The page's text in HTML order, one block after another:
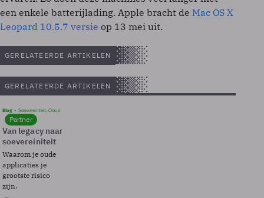
een enkele batterijlading. Apple bracht de Mac OS X
Leopard 10.5.7 versie op 13 mei uit.
GERELATEERDE ARTIKELEN
GERELATEERDE ARTIKELEN
Blog Soevereinteit, Cloud
Partner
Van legacy naar
soevereiniteit
Waarom je oude
applicaties je
grootste risico
zijn.